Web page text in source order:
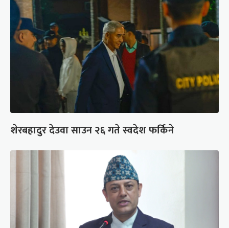
शेरबहादुर देउवा साउन २६ गते स्वदेश फर्किने